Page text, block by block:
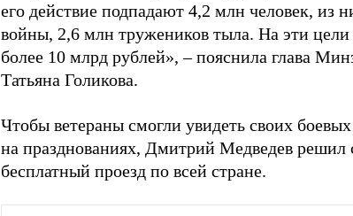
его действие подпадают 4,2 млн человек, из
войны, 2,6 млн тружеников тыла. На эти цели
более 10 млрд рублей», – пояснила глава
Татьяна Голикова.
Чтобы ветераны смогли увидеть своих
на празднованиях, Дмитрий Медведев решил
бесплатный проезд по всей стране.